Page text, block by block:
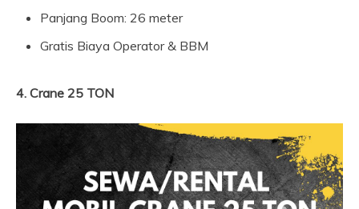
Panjang Boom: 26 meter
Gratis Biaya Operator & BBM
4. Crane 25 TON